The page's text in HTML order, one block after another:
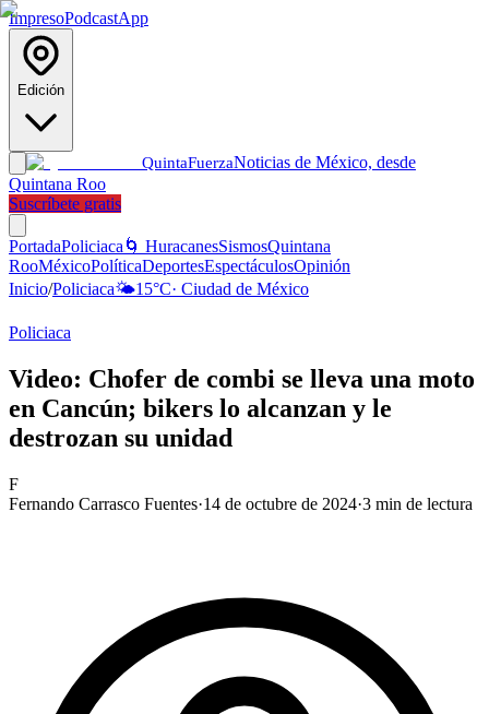
ImpresoPodcastApp
Edición
QuintaFuerzaNoticias de México, desde
Quintana Roo
Suscríbete gratis
PortadaPoliciaca 🌀 HuracanesSismosQuintana
RooMéxicoPolíticaDeportesEspectáculosOpinión
Inicio/Policiaca🌤️15°C· Ciudad de México
Policiaca
Video: Chofer de combi se lleva una moto
en Cancún; bikers lo alcanzan y le
destrozan su unidad
F
Fernando Carrasco Fuentes·14 de octubre de 2024·3 min de lectura